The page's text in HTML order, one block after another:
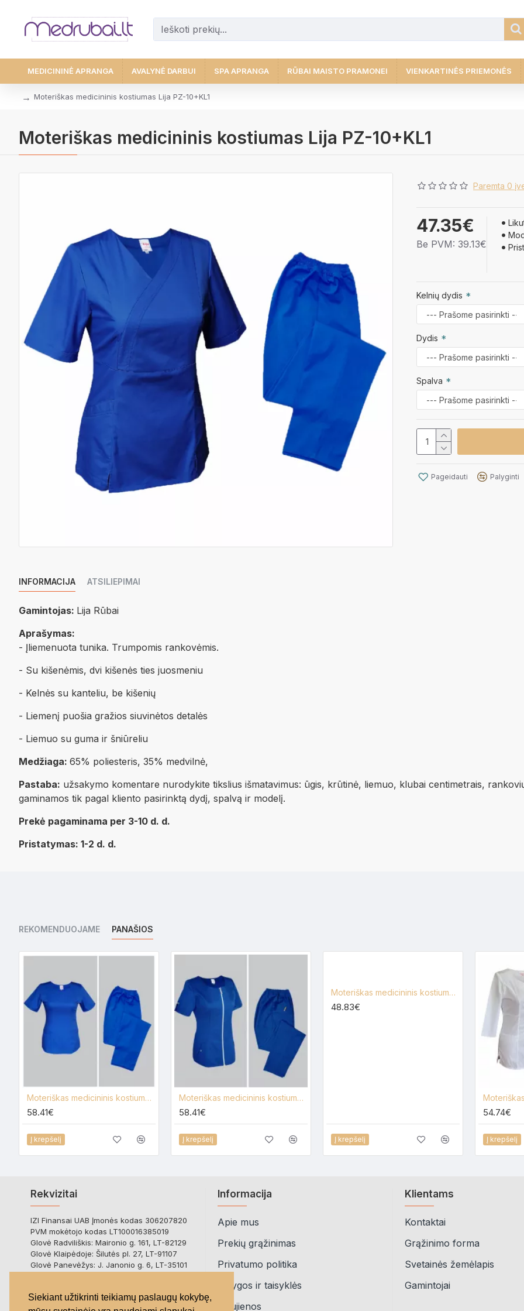
Siekiant užtikrinti teikiamų paslaugų kokybę,
MEDICININĖ APRANGA AVALYNĖ DARBUI SPA APRANGA RŪBAI MAISTO PRAMONEI VIENKARTINĖS PRIEMONĖS
Moteriškas medicininis kostiumas Lija PZ-10+KL1
Moteriškas medicininis kostiumas Lija PZ-10+KL1
Paremta 0
47.35€
Be PVM: 39.13€
Kelnių dydis
Dydis
Spalva
Pageidauti Palyginti
INFORMACIJA ATSILIEPIMAI
Gamintojas: Lija Rūbai
Aprašymas:
- Įliemenuota tunika. Trumpomis rankovėmis.
- Su kišenėmis, dvi kišenės ties juosmeniu
- Kelnės su kanteliu, be kišenių
- Liemenį puošia gražios siuvinėtos detalės
- Liemuo su guma ir šniūreliu
Medžiaga: 65% poliesteris, 35% medvilnė,
Pastaba: užsakymo komentare nurodykite tikslius išmatavimus: ūgis, krūtinė, liemuo, klubai centimetrais,
gaminamos tik pagal kliento pasirinktą dydį, spalvą ir modelį.
Prekė pagaminama per 3-10 d. d.
Pristatymas: 1-2 d. d.
REKOMENDUOJAME PANAŠIOS
Moteriškas medicininis kostiumas su elastanu Lija A-1E+KL-1E
58.41€
Į krepšelį
Moteriškas medicininis kostiumas su elastanu Lija A-3E- UZ+KL-KE
58.41€
Į krepšelį
Moteriškas medicininis kostiumas Lija C-3A+KL1
48.83€
Į krepšelį
54.74€
Į krepšelį
Rekvizitai
IZI Finansai UAB Įmonės kodas 306207820
PVM mokėtojo kodas LT100016385019
Glovė Radviliškis: Maironio g. 161, LT-82129
Glovė Klaipėdoje: Šilutės pl. 27, LT-91107
Glovė Panevėžys: J. Janonio g. 6, LT-35101
LT723500010017054538
Informacija
Apie mus
Prekių grąžinimas
Privatumo politika
Sąlygos ir taisyklės
Naujienos
Klientams
Kontaktai
Grąžinimo forma
Svetainės žemėlapis
Gamintojai